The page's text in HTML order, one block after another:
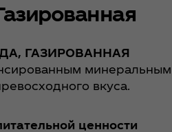
ГАЗИРОВАННАЯ
минеральным
вкуса.
ценности